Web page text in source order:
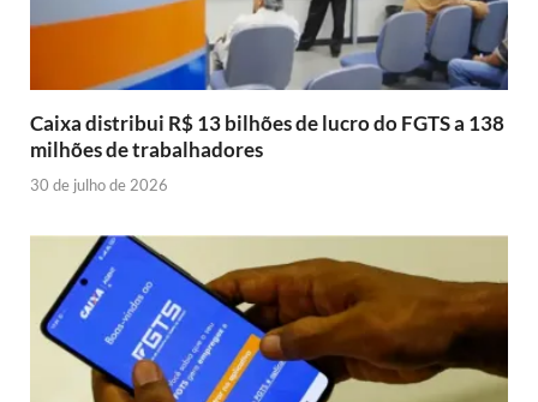
Caixa distribui R$ 13 bilhões de lucro do FGTS a 138
milhões de trabalhadores
30 de julho de 2026